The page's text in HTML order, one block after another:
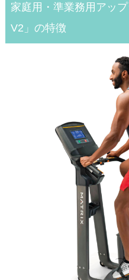
家庭用・準業務用アッ
V2」の特徴